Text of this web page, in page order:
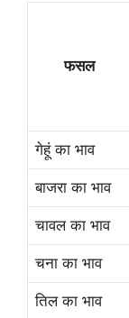
फसल
गेहूं का भाव
बाजरा का भाव
चावल का भाव
चना का भाव
तिल का भाव